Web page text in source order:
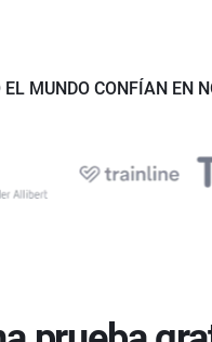
MUNDO CONFÍAN EN